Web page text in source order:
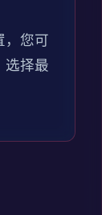
，您可
选择最